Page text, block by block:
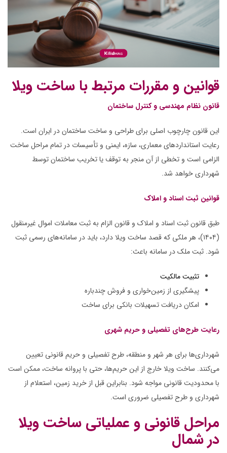
قوانین و مقررات مرتبط با ساخت ویلا
قانون نظام مهندسی و کنترل ساختمان
این قانون چارچوب اصلی برای طراحی و ساخت ساختمان در ایران است.
رعایت استانداردهای معماری، سازه، ایمنی و تأسیسات در تمام مراحل ساخت
الزامی است و تخطی از آن منجر به توقف یا تخریب ساختمان توسط
شهرداری خواهد شد.
قوانین ثبت اسناد و املاک
طبق قانون ثبت اسناد و املاک و قانون الزام به ثبت معاملات اموال غیرمنقول
(۱۴۰۴)، هر ملکی که قصد ساخت ویلا دارد، باید در سامانه‌های رسمی ثبت
شود. ثبت ملک در سامانه باعث:
تثبیت مالکیت
پیشگیری از زمین‌خواری و فروش چندباره
امکان دریافت تسهیلات بانکی برای ساخت
رعایت طرح‌های تفصیلی و حریم شهری
شهرداری‌ها برای هر شهر و منطقه، طرح تفصیلی و حریم قانونی تعیین
می‌کنند. ساخت ویلا خارج از این حریم‌ها، حتی با پروانه ساخت، ممکن است
با محدودیت قانونی مواجه شود. بنابراین قبل از خرید زمین، استعلام از
شهرداری و طرح تفصیلی ضروری است.
مراحل قانونی و عملیاتی ساخت ویلا
در شمال